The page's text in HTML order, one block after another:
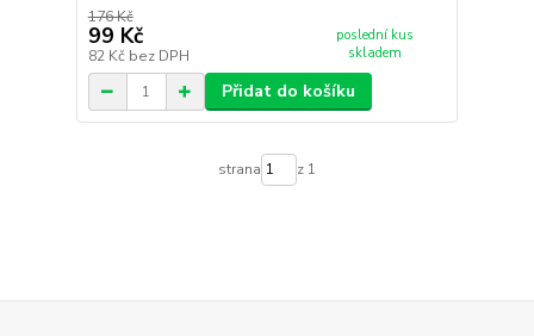
176 Kč
99 Kč
82 Kč bez DPH
poslední kus
skladem
Přidat do košíku
strana z 1